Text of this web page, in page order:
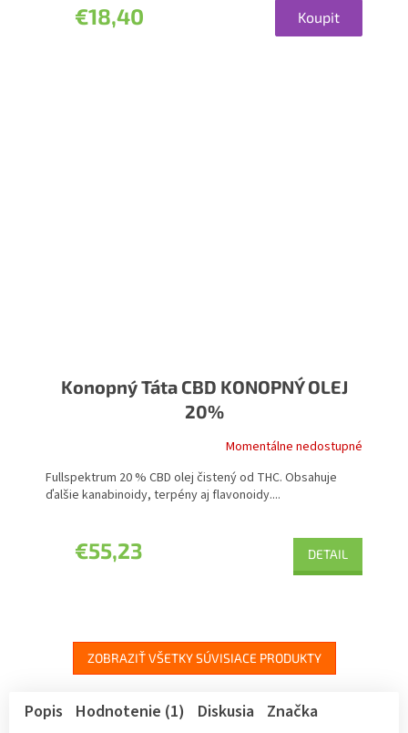
€18,40 Koupit
Konopný Táta CBD KONOPNÝ OLEJ
20%
Momentálne nedostupné
€55,23 DETAIL
Fullspektrum 20 % CBD olej čistený od THC. Obsahuje
ďalšie kanabinoidy, terpény aj flavonoidy....
ZOBRAZIŤ VŠETKY SÚVISIACE PRODUKTY
Popis Hodnotenie (1) Diskusia Značka